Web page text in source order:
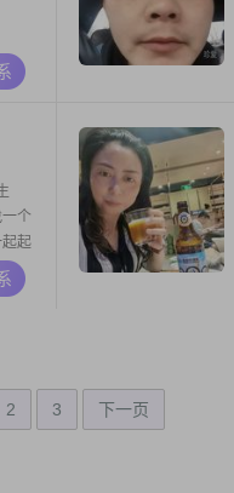
个
起
2 3 下一页